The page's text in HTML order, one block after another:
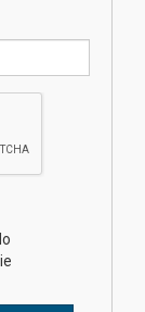
semestre
antes